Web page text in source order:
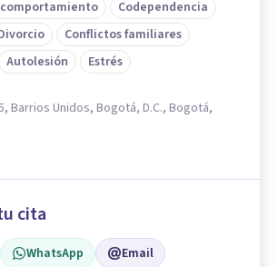
Codependencia
Conflictos familiares
Autolesión Estrés
Barrios Unidos, Bogotá, D.C., Bogotá,
cita
WhatsApp Email